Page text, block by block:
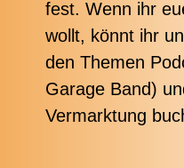
fest. Wenn ihr
wollt, könnt ihr
den Themen
Garage Band)
Vermarktung